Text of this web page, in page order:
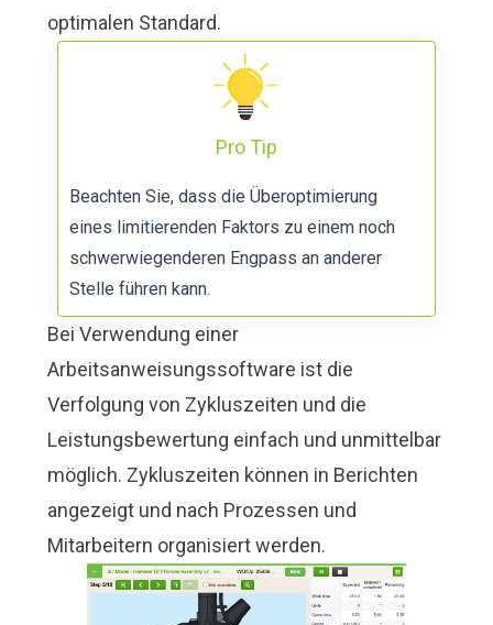
optimalen Standard.
Pro Tip
Beachten Sie, dass die Überoptimierung
eines limitierenden Faktors zu einem noch
schwerwiegenderen Engpass an anderer
Stelle führen kann.
Bei Verwendung einer
Arbeitsanweisungssoftware ist die
Verfolgung von Zykluszeiten und die
Leistungsbewertung einfach und unmittelbar
möglich. Zykluszeiten können in Berichten
angezeigt und nach Prozessen und
Mitarbeitern organisiert werden.